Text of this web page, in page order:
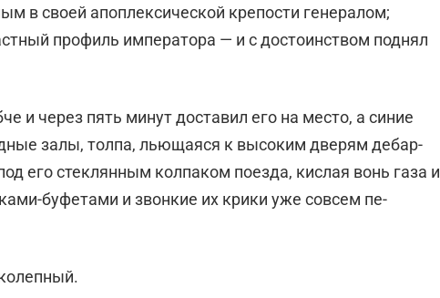
в своей апоплексической крепости генералом;
профиль императора — и с достоин­ством поднял
и через пять минут доставил его на место, а синие
залы, толпа, льющаяся к высоким дверям дебар­
его стеклянным кол­паком поезда, кислая вонь газа и
буфетами и звонкие их крики уже совсем пе­